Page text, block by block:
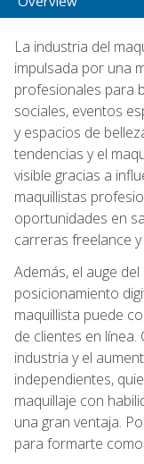
La industria del
impulsada por una
profesionales para
sociales, eventos
y espacios de
tendencias y el
visible gracias a
maquillistas
oportunidades en
carreras freelance
Además, el auge
posicionamiento
maquillista puede
de clientes en
industria y el
independientes,
maquillaje con
una gran ventaja.
para formarte